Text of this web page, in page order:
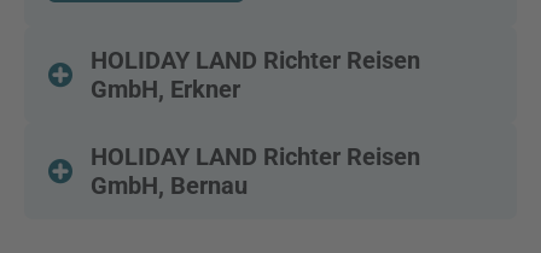
HOLIDAY LAND Richter Reisen
GmbH, Erkner
HOLIDAY LAND Richter Reisen
GmbH, Bernau